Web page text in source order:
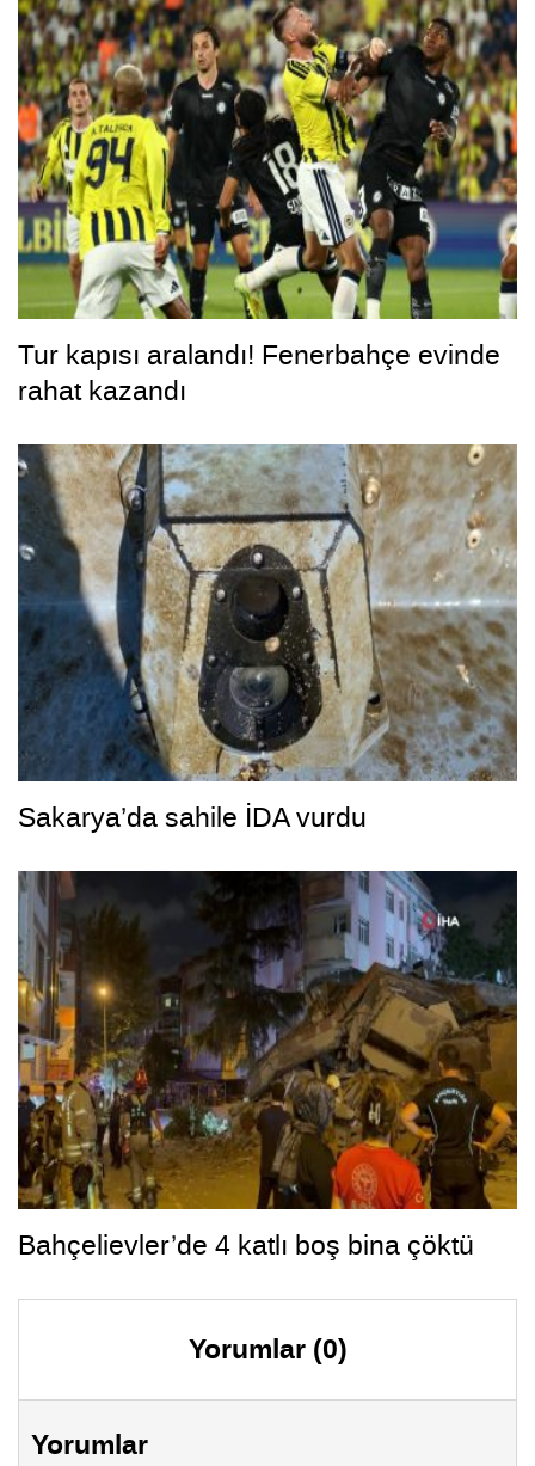
Tur kapısı aralandı! Fenerbahçe evinde
rahat kazandı
Sakarya’da sahile İDA vurdu
Bahçelievler’de 4 katlı boş bina çöktü
Yorumlar (0)
Yorumlar